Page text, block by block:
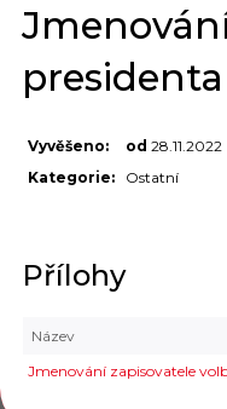
presidenta
Vyvěšeno: od 28.11.2022
Kategorie: Ostatní
Přílohy
Název
Jmenování zapisovatele